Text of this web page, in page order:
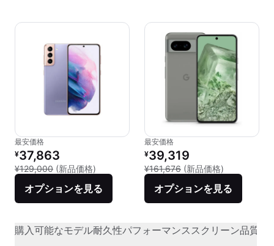
最安価格
リファービッシュ品の価格：
¥37,863
¥129,000 (新品価格) 新品との比較：¥129,000
オプションを見る
最安価格
リファービッシュ品の価格：
¥39,319
¥161,676 (新品価格)
オプションを見る
購入可能なモデル耐久性パフォーマンススクリーン品質